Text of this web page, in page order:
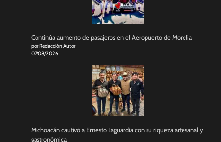
Continúa aumento de pasajeros en el Aeropuerto de Morelia
por Redacción Autor
07/08/2026
Michoacán cautivó a Ernesto Laguardia con su riqueza artesanal y
gastronómica